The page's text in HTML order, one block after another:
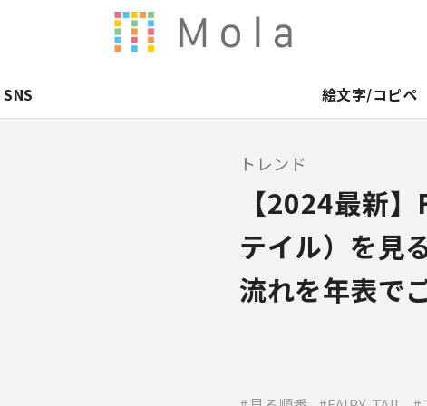
SNS 絵文字/コピペ
トレンド
【2024最新
テイル）を見
流れを年表で